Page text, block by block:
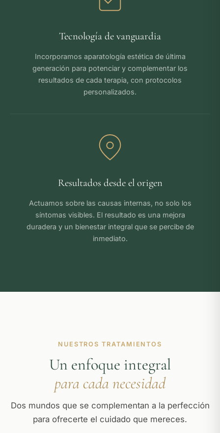
Tecnología de vanguardia
Incorporamos aparatología estética de última
generación para potenciar y complementar los
resultados de cada terapia, con protocolos
personalizados.
Resultados desde el origen
Actuamos sobre las causas internas, no solo los
síntomas visibles. El resultado es una mejora
duradera y un bienestar integral que se percibe de
inmediato.
NUESTROS TRATAMIENTOS
Un enfoque integral
para cada necesidad
Dos mundos que se complementan a la perfección
para ofrecerte el cuidado que mereces.